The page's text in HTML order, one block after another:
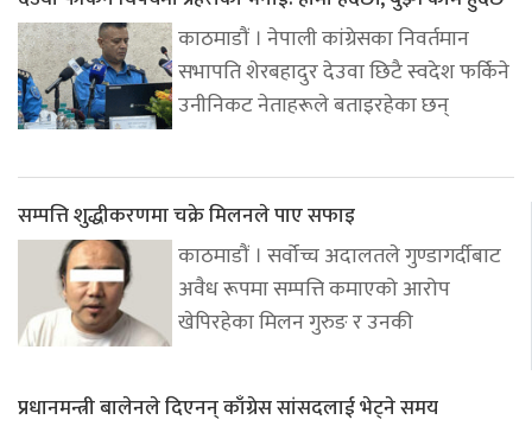
काठमाडौं । नेपाली कांग्रेसका निवर्तमान
सभापति शेरबहादुर देउवा छिटै स्वदेश फर्किने
उनीनिकट नेताहरूले बताइरहेका छन्
सम्पत्ति शुद्धीकरणमा चक्रे मिलनले पाए सफाइ
काठमाडौं । सर्वोच्च अदालतले गुण्डागर्दीबाट
अवैध रूपमा सम्पत्ति कमाएको आरोप
खेपिरहेका मिलन गुरुङ र उनकी
प्रधानमन्त्री बालेनले दिएनन् काँग्रेस सांसदलाई भेट्ने समय